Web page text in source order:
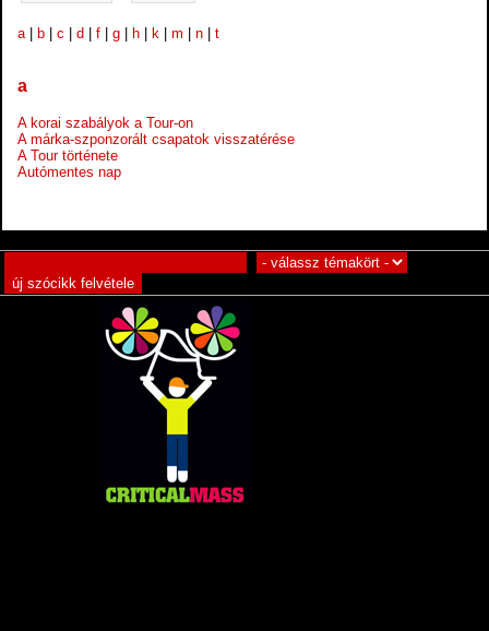
a |b |c |d |f |g |h |k |m |n |t
a
A korai szabályok a Tour-on
A márka-szponzorált csapatok visszatérése
A Tour története
Autómentes nap